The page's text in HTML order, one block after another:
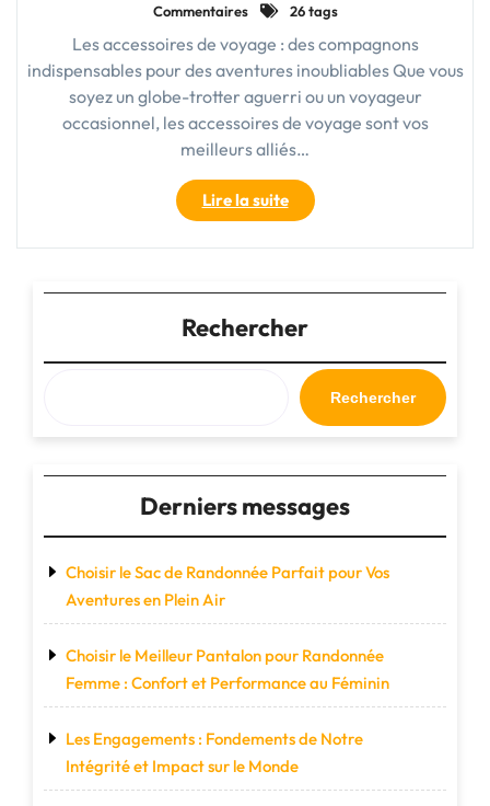
Commentaires
26 tags
Les accessoires de voyage : des compagnons
indispensables pour des aventures inoubliables Que vous
soyez un globe-trotter aguerri ou un voyageur
occasionnel, les accessoires de voyage sont vos
meilleurs alliés…
Lire la suite"Les
accessoires
de
:
des
compagnons
indispensables
pour
une
Rechercher
Rechercher
Derniers messages
Choisir le Sac de Randonnée Parfait pour Vos
Aventures en Plein Air
Choisir le Meilleur Pantalon pour Randonnée
Femme : Confort et Performance au Féminin
Les Engagements : Fondements de Notre
Intégrité et Impact sur le Monde